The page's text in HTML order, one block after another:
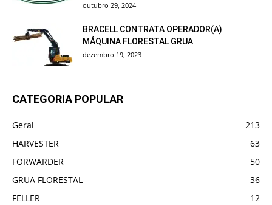
outubro 29, 2024
BRACELL CONTRATA OPERADOR(A)
MÁQUINA FLORESTAL GRUA
dezembro 19, 2023
CATEGORIA POPULAR
Geral
213
HARVESTER
63
FORWARDER
50
GRUA FLORESTAL
36
FELLER
12